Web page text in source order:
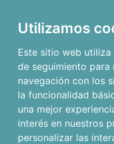
Utilizamos
Este sitio web
de seguimiento para
navegación con los
la funcionalidad
una mejor
interés en nuestros
personalizar las